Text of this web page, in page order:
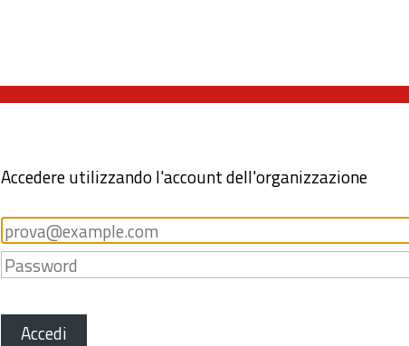
Accedere utilizzando l'account dell'organizzazione
Accedi